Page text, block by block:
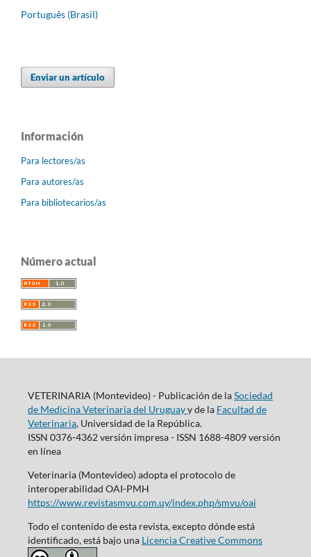
Português (Brasil)
Enviar un artículo
Información
Para lectores/as
Para autores/as
Para bibliotecarios/as
Número actual
VETERINARIA (Montevideo) - Publicación de laSociedad
de Medicina Veterinaria del Uruguayy de la Facultad de
Veterinaria, Universidad de la República.
ISSN 0376-4362 versión impresa - ISSN 1688-4809 versión
en línea
Veterinaria (Montevideo) adopta el protocolo de
interoperabilidad OAI-PMH
https://www.revistasmvu.com.uy/index.php/smvu/oai
Todo el contenido de esta revista, excepto dónde está
identificado, está bajo una Licencia Creative Commons